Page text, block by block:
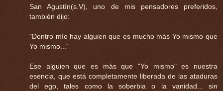
San Agustín(s.V), uno de mis pensadores preferidos,
también dijo:
"Dentro mío hay alguien que es mucho más Yo mismo que
Yo mismo..."
Ese alguien que es más que "Yo mismo" es nuestra
esencia, que está completamente liberada de las ataduras
del ego, tales como la soberbia o la vanidad... sin